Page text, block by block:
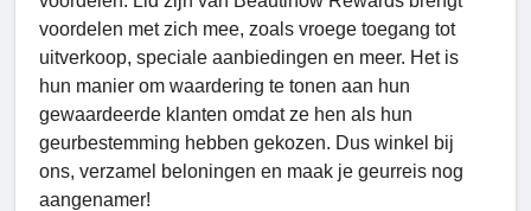
voordelen met zich mee, zoals vroege toegang tot
uitverkoop, speciale aanbiedingen en meer. Het is
hun manier om waardering te tonen aan hun
gewaardeerde klanten omdat ze hen als hun
geurbestemming hebben gekozen. Dus winkel bij
ons, verzamel beloningen en maak je geurreis nog
aangenamer!